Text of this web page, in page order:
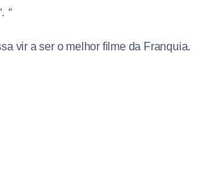
“
vir a ser o melhor filme da Franquia.